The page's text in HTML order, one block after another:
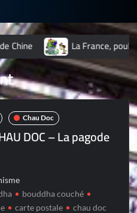
La France,
Chau Doc
DOC – La pagode
bouddha couché
carte postale
chau doc